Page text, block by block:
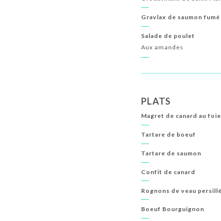
Gravlax de saumon fumé
Salade de poulet
Aux amandes
PLATS
Magret de canard au
Tartare de boeuf
Tartare de saumon
Confit de canard
Rognons de veau
Boeuf Bourguignon